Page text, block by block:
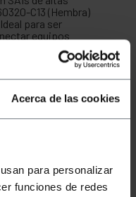
Acerca de las cookies
para personalizar
funciones de redes
C13 (Hembra)
para ser
equipos
enchufe estándar.
x profundidad x
x 3.4 x 2.5 cm